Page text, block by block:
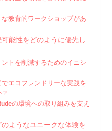
教育的ワークショップがあ
能性をどのように優先し
トを削減するためのイニシ
エコフレンドリーな実践を
の環境への取り組みを支え
ようなユニークな体験を